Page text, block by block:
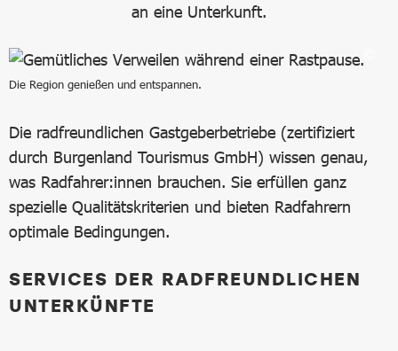
an eine Unterkunft.
Die Region genießen und entspannen.
Die radfreundlichen Gastgeberbetriebe (zertifiziert
durch Burgenland Tourismus GmbH) wissen genau,
was Radfahrer:innen brauchen. Sie erfüllen ganz
spezielle Qualitätskriterien und bieten Radfahrern
optimale Bedingungen.
SERVICES DER RADFREUNDLICHEN
UNTERKÜNFTE